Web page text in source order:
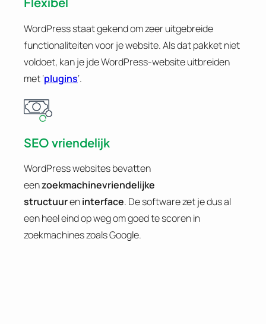
WordPress staat gekend om zeer uitgebreide
functionaliteiten voor je website. Als dat pakket niet
voldoet, kan je jde WordPress-website uitbreiden
met ‘plugins‘.
SEO vriendelijk
WordPress websites bevatten
eenzoekmachinevriendelijke
structuureninterface. De software zet je dus al
een heel eind op weg om goed te scoren in
zoekmachines zoals Google.